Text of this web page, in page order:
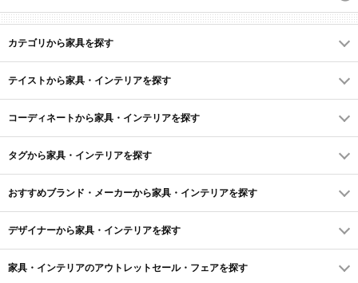
カテゴリから家具を探す
テイストから家具・インテリアを探す
コーディネートから家具・インテリアを探す
タグから家具・インテリアを探す
おすすめブランド・メーカーから家具・インテリアを探す
デザイナーから家具・インテリアを探す
家具・インテリアのアウトレットセール・フェアを探す